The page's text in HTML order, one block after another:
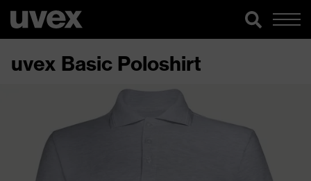
uvex Basic Poloshirt